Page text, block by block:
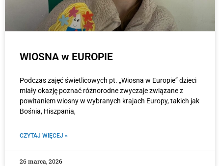
WIOSNA w EUROPIE
Podczas zajęć świetlicowych pt. „Wiosna w Europie” dzieci
miały okazję poznać różnorodne zwyczaje związane z
powitaniem wiosny w wybranych krajach Europy, takich jak
Bośnia, Hiszpania,
CZYTAJ WIĘCEJ »
26 marca, 2026